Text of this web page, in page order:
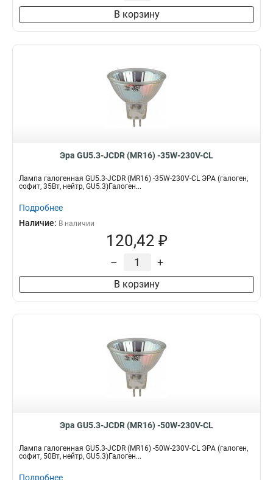
В корзину
Эра GU5.3-JCDR (MR16) -35W-230V-CL
Лампа галогенная GU5.3-JCDR (MR16) -35W-230V-CL ЭРА (галоген,
софит, 35Вт, нейтр, GU5.3)Галоген...
Подробнее
Наличие: В наличии
120,42 ₽
– +
В корзину
Эра GU5.3-JCDR (MR16) -50W-230V-CL
Лампа галогенная GU5.3-JCDR (MR16) -50W-230V-CL ЭРА (галоген,
софит, 50Вт, нейтр, GU5.3)Галоген...
Подробнее